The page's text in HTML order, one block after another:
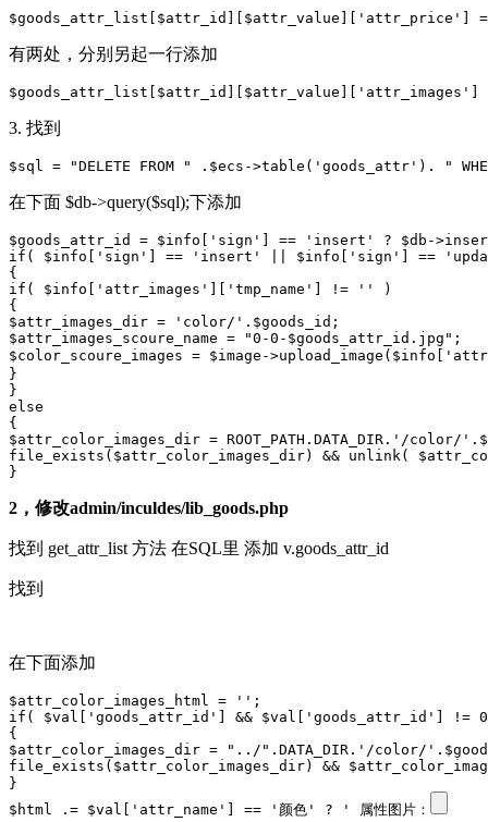
$goods_attr_list[$attr_id][$attr_value]['attr_price']
有两处，分别另起一行添加
$goods_attr_list[$attr_id][$attr_value]['attr_images']
3. 找到
$sql = "DELETE FROM " .$ecs->table('goods_attr'). "
在下面 $db->query($sql);下添加
$goods_attr_id = $info['sign'] == 'insert' ? $db-
if( $info['sign'] == 'insert' || $info['sign'] ==
{
if( $info['attr_images']['tmp_name'] != '' )
{
$attr_images_dir = 'color/'.$goods_id;
$attr_images_scoure_name = "0-0-$goods_attr_id.jpg";
$color_scoure_images = $image-
}
}
else
{
$attr_color_images_dir = ROOT_PATH.DATA_DIR.'/
file_exists($attr_color_images_dir) && unlink(
}
2，修改admin/inculdes/lib_goods.php
找到 get_attr_list 方法 在SQL里 添加 v.goods_attr_id
找到
在下面添加
$attr_color_images_html = '';
if( $val['goods_attr_id'] && $val['goods_attr_id'] !=
{
$attr_color_images_dir = "../".DATA_DIR.'/color/
file_exists($attr_color_images_dir) &&
}
$html .= $val['attr_name'] == '颜色' ? ' 属性图片：